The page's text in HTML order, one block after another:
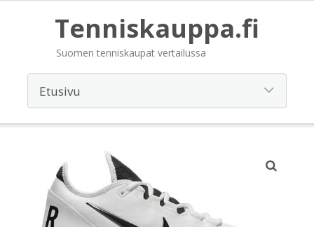
Tenniskauppa.fi
Suomen tenniskaupat vertailussa